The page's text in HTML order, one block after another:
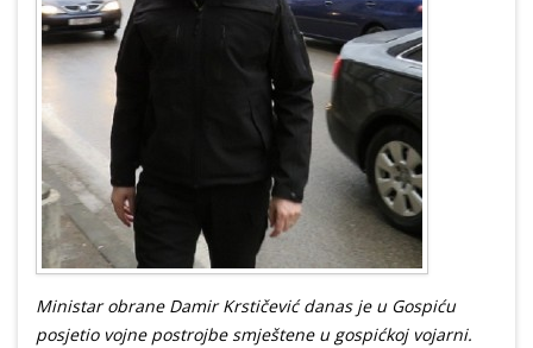
Ministar obrane Damir Krstičević danas je u Gospiću
posjetio vojne postrojbe smještene u gospićkoj vojarni.